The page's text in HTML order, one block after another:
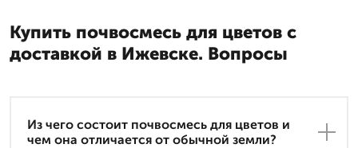
Купить почвосмесь для цветов с
доставкой в Ижевске. Вопросы
Из чего состоит почвосмесь для цветов и
чем она отличается от обычной земли?